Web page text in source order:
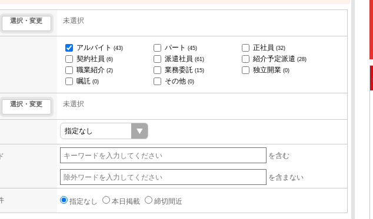
選択・変更 未選択
アルバイト (43) パート (45) 正社員 (32)
契約社員 (6) 派遣社員 (61) 紹介予定派遣 (28)
職業紹介 (2) 業務委託 (15) 独立開業 (0)
嘱託 (0) その他 (0)
選択・変更 未選択
を含む
を含まない
指定なし 本日掲載 締切間近